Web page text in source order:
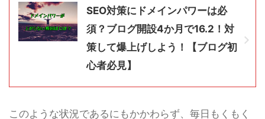
SEO対策にドメインパワーは必
須？ブログ開設4か月で16.2！対
策して爆上げしよう！【ブログ初
心者必見】
このような状況であるにもかかわらず、毎日もくもく